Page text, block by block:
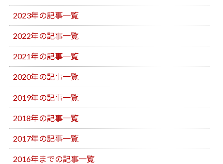
2023年の記事一覧
2022年の記事一覧
2021年の記事一覧
2020年の記事一覧
2019年の記事一覧
2018年の記事一覧
2017年の記事一覧
2016年までの記事一覧